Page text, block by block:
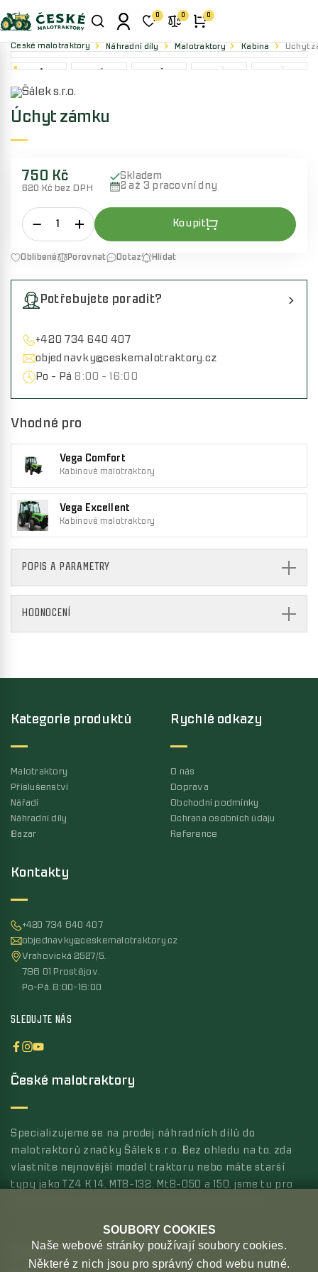
0 0 0
České malotraktory Náhradní díly Malotraktory Kabina Úchyt
Úchyt zámku
750 Kč
620 Kč bez DPH
Skladem
2 až 3 pracovní dny
Oblíbené Porovnat Dotaz Hlídat
Potřebujete poradit?
+420 734 640 407
objednavky@ceskemalotraktory.cz
Po - Pá 8:00 - 16:00
Vhodné pro
Vega Comfort
Kabinové malotraktory
Vega Excellent
Kabinové malotraktory
POPIS A PARAMETRY
HODNOCENÍ
Kontakty
+420 734 640 407
objednavky@ceskemalotraktory.cz
Vrahovická 2527/5,
796 01 Prostějov,
Po-Pá, 8:00-16:00
SLEDUJTE NÁS
Kategorie produktů
Malotraktory
Příslušenství
Nářadí
Náhradní díly
Bazar
Rychlé odkazy
O nás
Doprava
Obchodní podmínky
Ochrana osobních údaju
Reference
České malotraktory
Specializujeme se na prodej náhradních dílů do
malotraktorů značky Šálek s.r.o. Bez ohledu na to, zda
vlastníte nejnovější model traktoru nebo máte starší
typy jako TZ4 K 14, MT8-132, Mt8-050 a 150, jsme tu pro
MOŽNOSTI PLATBYMOŽNOSTI DOPRAVY
SOUBORY COOKIES
Naše webové stránky používají soubory cookies.
Některé z nich jsou pro správný chod webu nutné.